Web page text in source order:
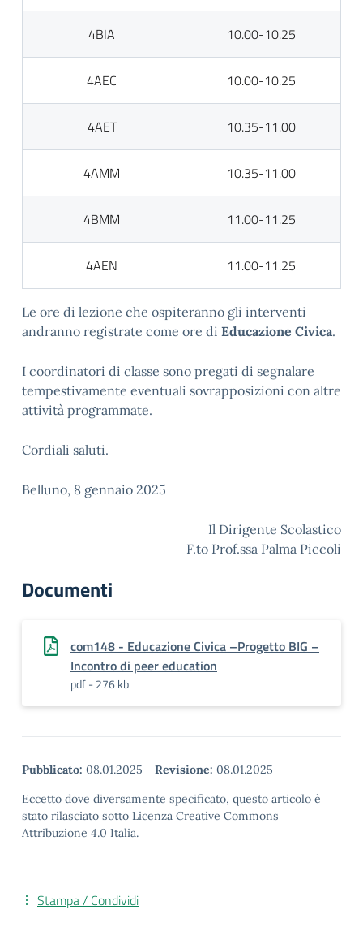
4BIA 10.00-10.25
4AEC 10.00-10.25
4AET 10.35-11.00
4AMM 10.35-11.00
4BMM 11.00-11.25
4AEN 11.00-11.25
Le ore di lezione che ospiteranno gli interventi
andranno registrate come ore di Educazione Civica.
I coordinatori di classe sono pregati di segnalare
tempestivamente eventuali sovrapposizioni con altre
attività programmate.
Cordiali saluti.
Belluno, 8 gennaio 2025
Il Dirigente Scolastico
F.to Prof.ssa Palma Piccoli
Documenti
com148 - Educazione Civica –Progetto BIG –
Incontro di peer education
pdf - 276 kb
Pubblicato: 08.01.2025 - Revisione: 08.01.2025
Eccetto dove diversamente specificato, questo articolo è
stato rilasciato sotto Licenza Creative Commons
Attribuzione 4.0 Italia.
Stampa / Condividi